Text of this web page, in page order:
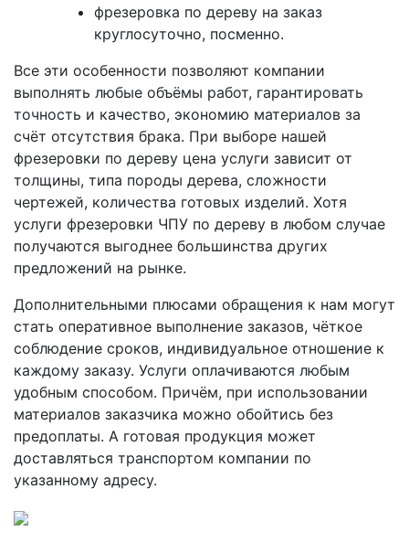
фрезеровка по дереву на заказ
круглосуточно, посменно.
Все эти особенности позволяют компании
выполнять любые объёмы работ, гарантировать
точность и качество, экономию материалов за
счёт отсутствия брака. При выборе нашей
фрезеровки по дереву цена услуги зависит от
толщины, типа породы дерева, сложности
чертежей, количества готовых изделий. Хотя
услуги фрезеровки ЧПУ по дереву в любом случае
получаются выгоднее большинства других
предложений на рынке.
Дополнительными плюсами обращения к нам могут
стать оперативное выполнение заказов, чёткое
соблюдение сроков, индивидуальное отношение к
каждому заказу. Услуги оплачиваются любым
удобным способом. Причём, при использовании
материалов заказчика можно обойтись без
предоплаты. А готовая продукция может
доставляться транспортом компании по
указанному адресу.